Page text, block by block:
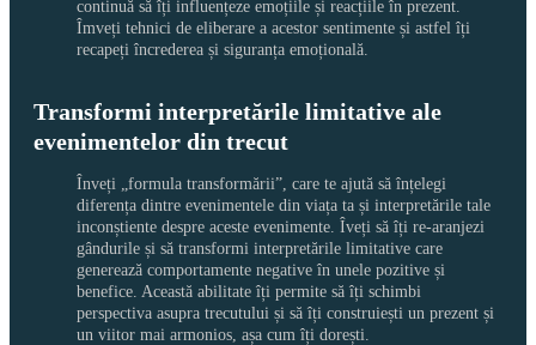
continuă să îți influențeze emoțiile și reacțiile în prezent.
Îmveți tehnici de eliberare a acestor sentimente și astfel îți
recapeți încrederea și siguranța emoțională.
Transformi interpretările limitative ale
evenimentelor din trecut
Înveți „formula transformării”, care te ajută să înțelegi
diferența dintre evenimentele din viața ta și interpretările tale
inconștiente despre aceste evenimente. Îveți să îți re-aranjezi
gândurile și să transformi interpretările limitative care
generează comportamente negative în unele pozitive și
benefice. Această abilitate îți permite să îți schimbi
perspectiva asupra trecutului și să îți construiești un prezent și
un viitor mai armonios, așa cum îți dorești.